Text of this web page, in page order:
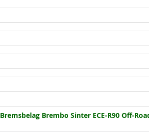
Bremsbelag Brembo Sinter ECE-R90 Off-